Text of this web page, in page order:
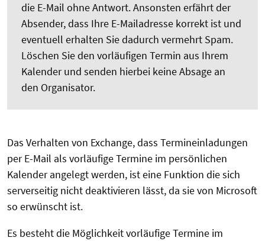
die E-Mail ohne Antwort. Ansonsten erfährt der
Absender, dass Ihre E-Mailadresse korrekt ist und
eventuell erhalten Sie dadurch vermehrt Spam.
Löschen Sie den vorläufigen Termin aus Ihrem
Kalender und senden hierbei keine Absage an
den Organisator.
Das Verhalten von Exchange, dass Termineinladungen
per E-Mail als vorläufige Termine im persönlichen
Kalender angelegt werden, ist eine Funktion die sich
serverseitig nicht deaktivieren lässt, da sie von Microsoft
so erwünscht ist.
Es besteht die Möglichkeit vorläufige Termine im